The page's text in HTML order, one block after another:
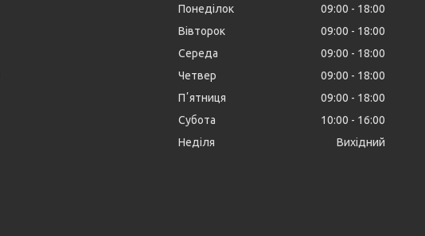
Понеділок 09:00
18:00
Вівторок
09:00
18:00
Середа
09:00
18:00
Четвер
09:00
18:00
Пʼятниця
09:00
18:00
Субота
10:00
16:00
Неділя
Вихідний